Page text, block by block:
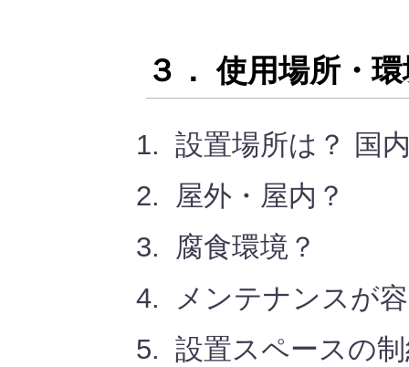
３． 使用場所・
設置場所は？ 国
屋外・屋内？
腐食環境？
メンテナンスが
設置スペースの